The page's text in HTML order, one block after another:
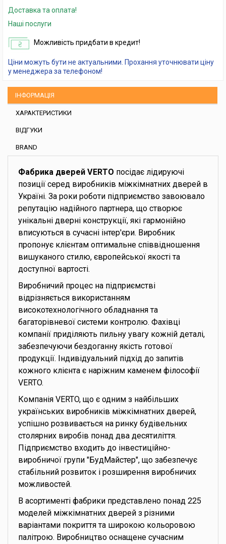
Доставка та оплата!
Наші послуги
Можливість придбати в кредит!
Ціни можуть бути не актуальними. Прохання уточнювати ціну
у менеджера за телефоном!
ІНФОРМАЦІЯ
ХАРАКТЕРИСТИКИ
ВІДГУКИ
BRAND
Фабрика дверей VERTO посідає лідируючі
позиції серед виробників міжкімнатних дверей в
Україні. За роки роботи підприємство завоювало
репутацію надійного партнера, що створює
унікальні дверні конструкції, які гармонійно
вписуються в сучасні інтер'єри. Виробник
пропонує клієнтам оптимальне співвідношення
вишуканого стилю, європейської якості та
доступної вартості.
Виробничий процес на підприємстві
відрізняється використанням
високотехнологічного обладнання та
багаторівневої системи контролю. Фахівці
компанії приділяють пильну увагу кожній деталі,
забезпечуючи бездоганну якість готової
продукції. Індивідуальний підхід до запитів
кожного клієнта є наріжним каменем філософії
VERTO.
Компанія VERTO, що є одним з найбільших
українських виробників міжкімнатних дверей,
успішно розвивається на ринку будівельних
столярних виробів понад два десятиліття.
Підприємство входить до інвестиційно-
виробничої групи "БудМайстер", що забезпечує
стабільний розвиток і розширення виробничих
можливостей.
В асортименті фабрики представлено понад 225
моделей міжкімнатних дверей з різними
варіантами покриття та широкою кольоровою
палітрою. Виробництво оснащене сучасним